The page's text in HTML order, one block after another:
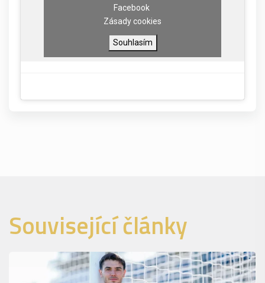
Facebook
Zásady cookies
Souhlasím
Související články